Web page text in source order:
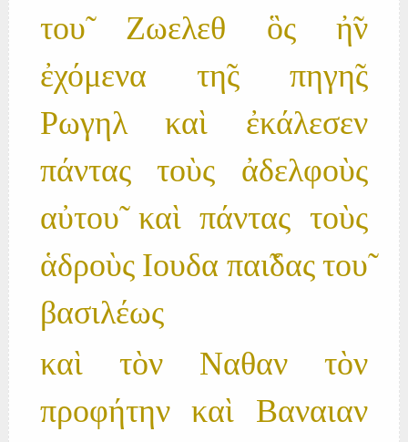
του̃ Ζωελεθ ὃς ἠ̃ν
ἐχόμενα τη̃ς πηγη̃ς
Ρωγηλ καὶ ἐκάλεσεν
πάντας τοὺς ἀδελφοὺς
αὐτου̃ καὶ πάντας τοὺς
ἁδροὺς Ιουδα παι̃δας του̃
βασιλέως
καὶ τὸν Ναθαν τὸν
προφήτην καὶ Βαναιαν